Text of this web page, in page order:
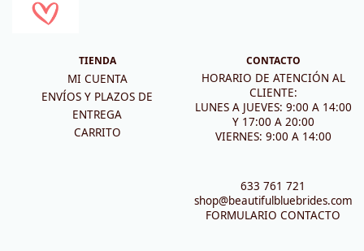
TIENDA
MI CUENTA
ENVÍOS Y PLAZOS DE
ENTREGA
CARRITO
CONTACTO
HORARIO DE ATENCIÓN AL
CLIENTE:
LUNES A JUEVES: 9:00 A 14:00
Y 17:00 A 20:00
VIERNES: 9:00 A 14:00
633 761 721
shop@beautifulbluebrides.com
FORMULARIO CONTACTO